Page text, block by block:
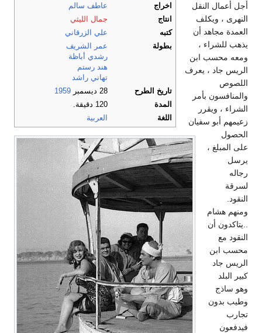
اخراج
عاطف سالم
انتاج
جمال الليثي
كتبه
علي الزرقاني
بطولة
عمر الشريف
رشدي أباظة
هند رستم
تهاني راشد
تاريخ الطرح
28 ديسمبر
1959
المدة
120 دقيقة.
اللغة
العربية
أجل أعمال النقل
النهرى ، ويكلف
العمدة مجاهد أن
يذهب للشراء ،
ومعه محسب ابن
الريس جاد ، يعرف
اللصوص
والمنافسون بأمر
الشراء ، ويقرر
زعيمهم أبو سفيان
الحصول
على المبلغ ،
يرسل
رجاله
لسرقة
النقود.
ومنهم هشام
..يتاكدون أن
النقود مع
محسب ابن
الريس جاد
كبير البلد
وهو ساذج
وطيب بدون
تجارب
فيدفعون